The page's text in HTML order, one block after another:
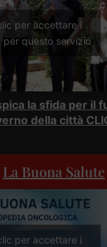
per accettare i
per questo servizio
la sfida per il
della città
La Buona Salute
per accettare i